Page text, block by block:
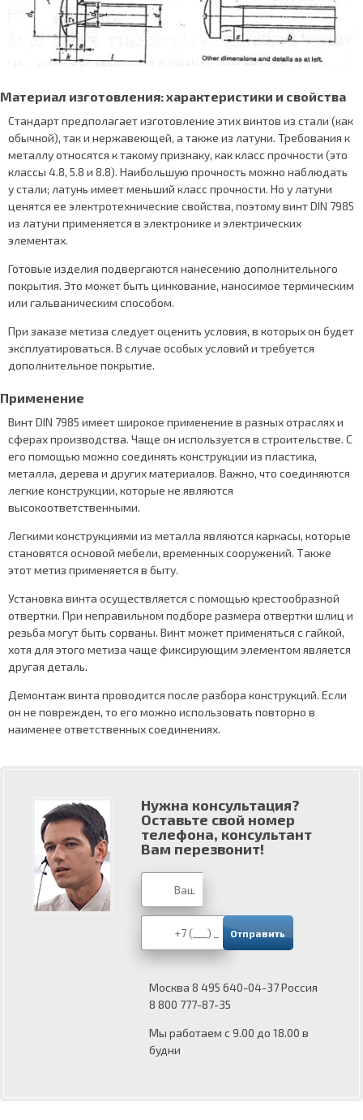
Материал изготовления: характеристики и свойства
Стандарт предполагает изготовление этих винтов из стали (как
обычной), так и нержавеющей, а также из латуни. Требования к
металлу относятся к такому признаку, как класс прочности (это
классы 4.8, 5.8 и 8.8). Наибольшую прочность можно наблюдать
у стали; латунь имеет меньший класс прочности. Но у латуни
ценятся ее электротехнические свойства, поэтому винт DIN 7985
из латуни применяется в электронике и электрических
элементах.
Готовые изделия подвергаются нанесению дополнительного
покрытия. Это может быть цинкование, наносимое термическим
или гальваническим способом.
При заказе метиза следует оценить условия, в которых он будет
эксплуатироваться. В случае особых условий и требуется
дополнительное покрытие.
Применение
Винт DIN 7985 имеет широкое применение в разных отраслях и
сферах производства. Чаще он используется в строительстве. С
его помощью можно соединять конструкции из пластика,
металла, дерева и других материалов. Важно, что соединяются
легкие конструкции, которые не являются
высокоответственными.
Легкими конструкциями из металла являются каркасы, которые
становятся основой мебели, временных сооружений. Также
этот метиз применяется в быту.
Установка винта осуществляется с помощью крестообразной
отвертки. При неправильном подборе размера отвертки шлиц и
резьба могут быть сорваны. Винт может применяться с гайкой,
хотя для этого метиза чаще фиксирующим элементом является
другая деталь.
Демонтаж винта проводится после разбора конструкций. Если
он не поврежден, то его можно использовать повторно в
наименее ответственных соединениях.
Нужна консультация?
Оставьте свой номер
телефона, консультант
Вам перезвонит!
Москва 8 495 640-04-37 Россия
8 800 777-87-35
Мы работаем с 9.00 до 18.00 в
будни